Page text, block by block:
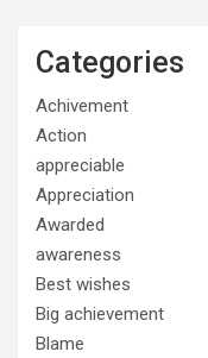
Categories
Achivement
Action
appreciable
Appreciation
Awarded
awareness
Best wishes
Big achievement
Blame